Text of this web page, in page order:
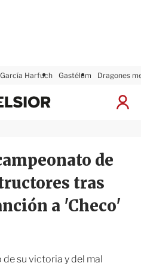
Harfuch Gastélum Dragones
I
x
i
r
de
tras
a 'Checo'
su victoria y del mal